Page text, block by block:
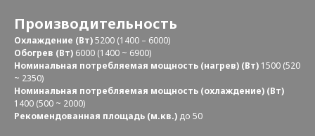
Производительность
Охлаждение (Вт)5200 (1400 – 6000)
Обогрев (Вт) 6000 (1400 ~ 6900)
Номинальная потребляемая мощность (нагрев) (Вт) 1500 (520
~ 2350)
Номинальная потребляемая мощность (охлаждение) (Вт)
1400 (500 ~ 2000)
Рекомендованная площадь (м.кв.) до 50